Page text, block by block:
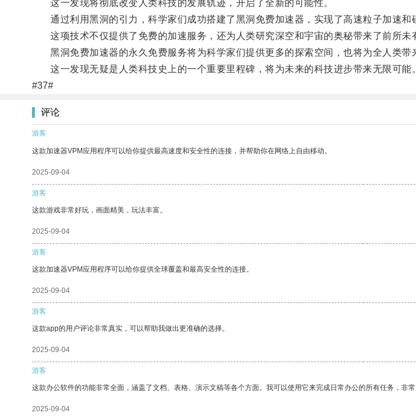
这一发现将彻底改变人类科技的发展轨迹，开启了全新的可能性。
通过利用黑洞的引力，科学家们成功搭建了黑洞免费加速器，实现了高速粒子加速和
这项技术不仅提供了免费的加速服务，还为人类研究深空和宇宙的奥秘带来了前所未
黑洞免费加速器的永久免费服务将为科学家们提供更多的探索空间，也将为全人类带
这一发现无疑是人类科技史上的一个重要里程碑，将为未来的科技进步带来无限可能。
#37#
评论
游客
这款加速器VPM应用程序可以给你提供最高速度和安全性的连接，并帮助你在网络上自由移动。
2025-09-04
游客
这款游戏非常好玩，画面精美，玩法丰富。
2025-09-04
游客
这款加速器VPM应用程序可以给你提供全球覆盖和最高安全性的连接。
2025-09-04
游客
这款app的用户评论非常真实，可以帮助我做出更准确的选择。
2025-09-04
游客
这款办公软件的功能非常全面，涵盖了文档、表格、演示文稿等各个方面。我可以使用它来完成日常办公的所有任务，非常
2025-09-04